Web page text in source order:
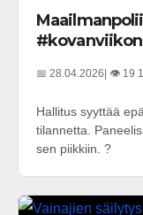
📅 28.04.2026| 👁️ 19
Hallitus syyttää
tilannetta.
sen piikkiin. ?